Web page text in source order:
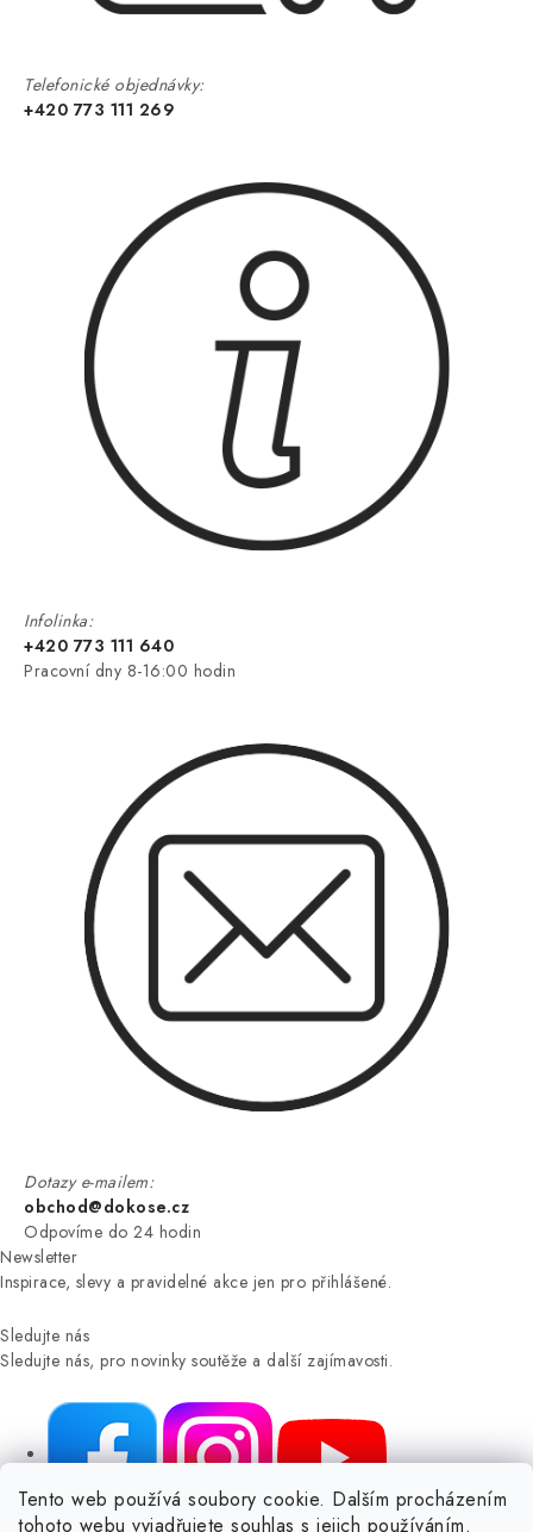
Tento web používá soubory cookie. Dalším procházením
tohoto webu vyjadřujete souhlas s jejich používáním.
Telefonické objednávky:
+420 773 111 269
Infolinka:
+420 773 111 640
Pracovní dny 8-16:00 hodin
Dotazy e-mailem:
obchod@dokose.cz
Odpovíme do 24 hodin
Newsletter
Inspirace, slevy a pravidelné akce jen pro přihlášené.
Sledujte nás
Sledujte nás, pro novinky soutěže a další zajímavosti.